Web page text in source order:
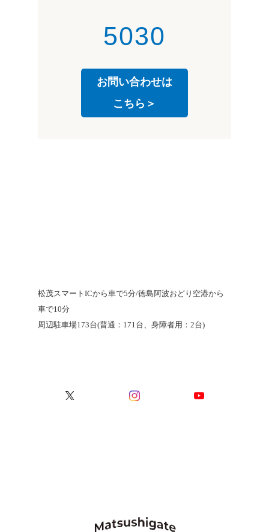
5030
お問い合わせは
こちら＞
松茂スマートICから車で5分/徳島阿波おどり空港から
車で10分
周辺駐車場173台(普通：171台、身障者用：2台)